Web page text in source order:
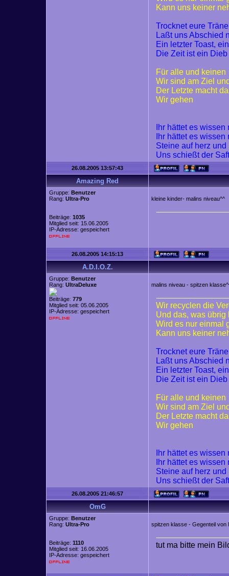
Kann uns keiner
Trocknet eure
Laßt uns Abschied
Ein letzter Toast,
Die Zeit ist ein Dieb
Für alle und keinen
Wir sind am Ziel
Der Letzte macht
Wir gehen
Ihr hättet es wissen
Ihr hättet es wissen
Steine auf herz und
Uns schießt der
26.08.2005 13:57:43
Amazing Red
Gruppe: Benutzer
Rang: Ultra-Pro
Beiträge: 1035
Mitglied seit: 15.06.2005
IP-Adresse: gespeichert
kleine kinder- malins niveau^^
26.08.2005 14:15:13
A.D.I.O.Z.
Gruppe: Benutzer
Rang: UltraDeluxe
Beiträge: 779
Mitglied seit: 05.06.2005
IP-Adresse: gespeichert
malins niveau - spitzen
Wir recyclen die
Und das, was übrig
Wird es nur einmal
Kann uns keiner
Trocknet eure
Laßt uns Abschied
Ein letzter Toast,
Die Zeit ist ein Dieb
Für alle und keinen
Wir sind am Ziel
Der Letzte macht
Wir gehen
Ihr hättet es wissen
Ihr hättet es wissen
Steine auf herz und
Uns schießt der
26.08.2005 21:46:57
OmG
Gruppe: Benutzer
Rang: Ultra-Pro
Beiträge: 1110
Mitglied seit: 16.06.2005
IP-Adresse: gespeichert
spitzen klasse - Gegenteil von
tut ma bitte mein